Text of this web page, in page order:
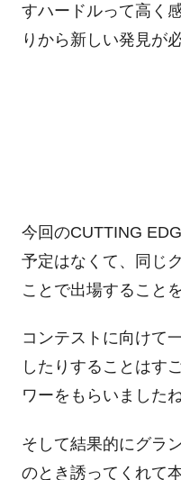
すハードルって高く
りから新しい発見が
今回のCUTTING
予定はなくて、同じ
ことで出場すること
コンテストに向けて
したりすることはす
ワーをもらいましたね
そして結果的にグラ
のとき誘ってくれて